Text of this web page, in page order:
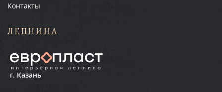
Контакты
ЛЕПНИНА
г. Казань